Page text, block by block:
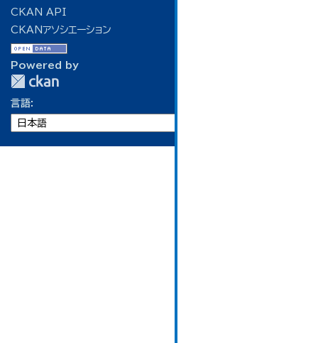
CKAN API
CKANアソシエーション
Powered by
言語